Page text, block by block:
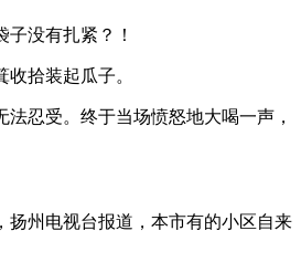
没有扎紧？！
拾装起瓜子。
忍受。终于当场愤怒地大喝一声，
扬州电视台报道，本市有的小区自来